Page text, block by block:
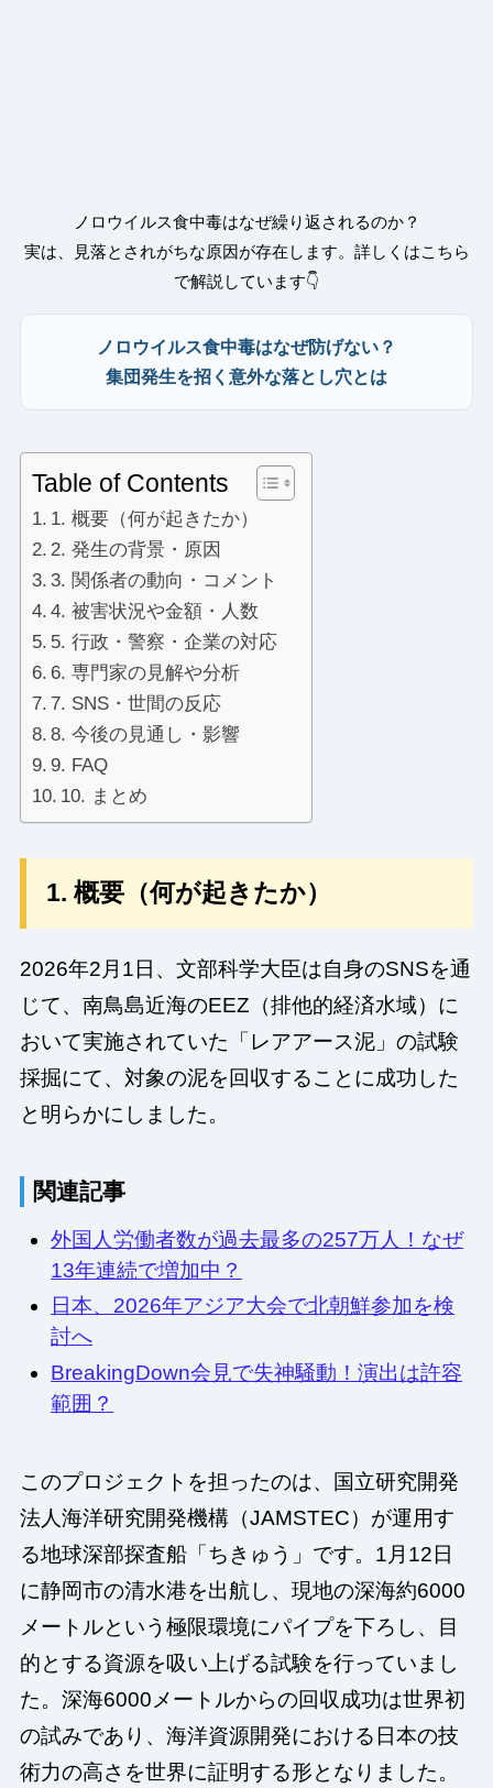
ノロウイルス食中毒はなぜ繰り返されるのか？
実は、見落とされがちな原因が存在します。詳しくはこちら
で解説しています👇
ノロウイルス食中毒はなぜ防げない？
集団発生を招く意外な落とし穴とは
Table of Contents
1. 概要（何が起きたか）
2. 発生の背景・原因
3. 関係者の動向・コメント
4. 被害状況や金額・人数
5. 行政・警察・企業の対応
6. 専門家の見解や分析
7. SNS・世間の反応
8. 今後の見通し・影響
9. FAQ
10. まとめ
1. 概要（何が起きたか）
2026年2月1日、文部科学大臣は自身のSNSを通
じて、南鳥島近海のEEZ（排他的経済水域）に
おいて実施されていた「レアアース泥」の試験
採掘にて、対象の泥を回収することに成功した
と明らかにしました。
関連記事
外国人労働者数が過去最多の257万人！なぜ
13年連続で増加中？
日本、2026年アジア大会で北朝鮮参加を検
討へ
BreakingDown会見で失神騒動！演出は許容
範囲？
このプロジェクトを担ったのは、国立研究開発
法人海洋研究開発機構（JAMSTEC）が運用す
る地球深部探査船「ちきゅう」です。1月12日
に静岡市の清水港を出航し、現地の深海約6000
メートルという極限環境にパイプを下ろし、目
的とする資源を吸い上げる試験を行っていまし
た。深海6000メートルからの回収成功は世界初
の試みであり、海洋資源開発における日本の技
術力の高さを世界に証明する形となりました。